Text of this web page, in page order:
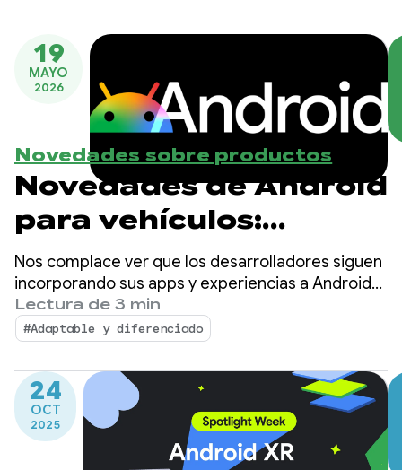
19
MAYO
2026
Novedades sobre productos
Novedades de Android
para vehículos:
Unificación de
plataformas y
desbloqueo de
Nos complace ver que los desarrolladores siguen
incorporando sus apps y experiencias a Android
para vehículos. Durante el último año, seguimos
observando un fuerte crecimiento y un gran
impulso en el ecosistema de apps en Android
Auto y en los automóviles con Google integrado.
Lectura de 3 min
#Adaptable y diferenciado
24
OCT
2025